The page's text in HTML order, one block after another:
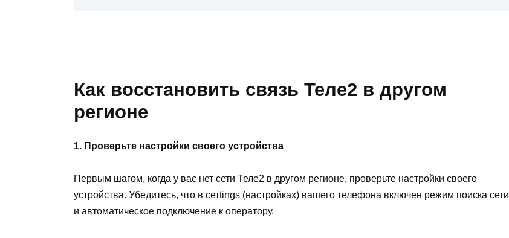
Как восстановить связь Теле2 в другом
регионе
1. Проверьте настройки своего устройства
Первым шагом, когда у вас нет сети Теле2 в другом регионе, проверьте настройки своего
устройства. Убедитесь, что в сетtings (настройках) вашего телефона включен режим поиска сети
и автоматическое подключение к оператору.